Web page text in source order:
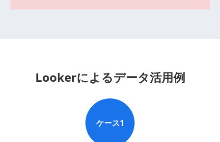
Lookerによるデータ活用例
ケース1